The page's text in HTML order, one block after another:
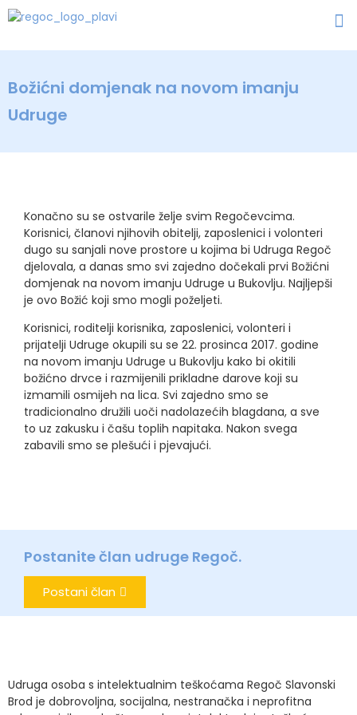
Božićni domjenak na novom imanju
Udruge
Konačno su se ostvarile želje svim Regočevcima.
Korisnici, članovi njihovih obitelji, zaposlenici i volonteri
dugo su sanjali nove prostore u kojima bi Udruga Regoč
djelovala, a danas smo svi zajedno dočekali prvi Božićni
domjenak na novom imanju Udruge u Bukovlju. Najljepši
je ovo Božić koji smo mogli poželjeti.
Korisnici, roditelji korisnika, zaposlenici, volonteri i
prijatelji Udruge okupili su se 22. prosinca 2017. godine
na novom imanju Udruge u Bukovlju kako bi okitili
božićno drvce i razmijenili prikladne darove koji su
izmamili osmijeh na lica. Svi zajedno smo se
tradicionalno družili uoči nadolazećih blagdana, a sve
to uz zakusku i čašu toplih napitaka. Nakon svega
zabavili smo se plešući i pjevajući.
Postanite član udruge Regoč.
Postani član
Udruga osoba s intelektualnim teškoćama Regoč Slavonski
Brod je dobrovoljna, socijalna, nestranačka i neprofitna